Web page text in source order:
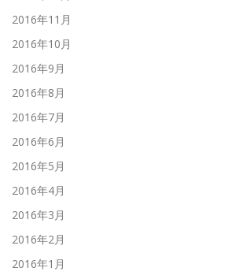
2016年11月
2016年10月
2016年9月
2016年8月
2016年7月
2016年6月
2016年5月
2016年4月
2016年3月
2016年2月
2016年1月